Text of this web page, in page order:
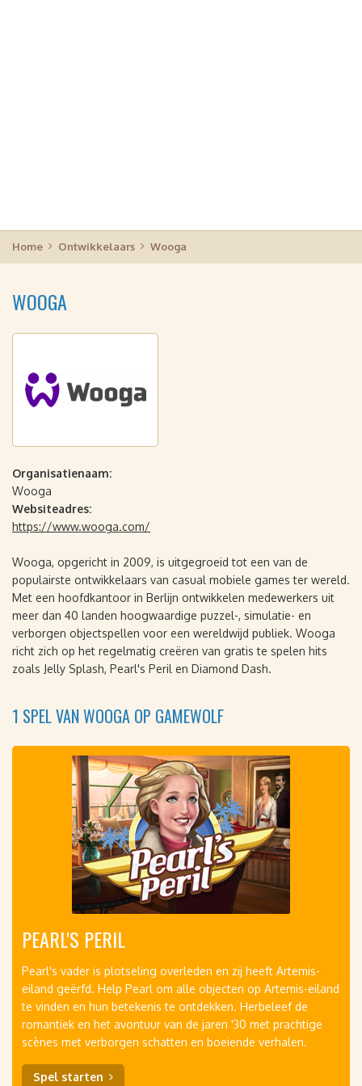
Home Ontwikkelaars Wooga
WOOGA
Organisatienaam:
Wooga
Websiteadres:
https://www.wooga.com/
Wooga, opgericht in 2009, is uitgegroeid tot een van de
populairste ontwikkelaars van casual mobiele games ter wereld.
Met een hoofdkantoor in Berlijn ontwikkelen medewerkers uit
meer dan 40 landen hoogwaardige puzzel-, simulatie- en
verborgen objectspellen voor een wereldwijd publiek. Wooga
richt zich op het regelmatig creëren van gratis te spelen hits
zoals Jelly Splash, Pearl's Peril en Diamond Dash.
1 SPEL VAN WOOGA OP GAMEWOLF
PEARL'S PERIL
Pearl's vader is plotseling overleden en zij heeft Artemis-
eiland geërfd. Help Pearl om alle objecten op Artemis-eiland
te vinden en hun betekenis te ontdekken. Herbeleef de
romantiek en het avontuur van de jaren '30 met prachtige
scènes met verborgen schatten en boeiende verhalen.
Spel starten